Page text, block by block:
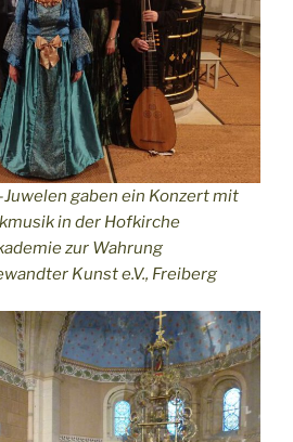
gaben ein Konzert mit
in der Hofkirche
zur Wahrung
Kunst e.V., Freiberg